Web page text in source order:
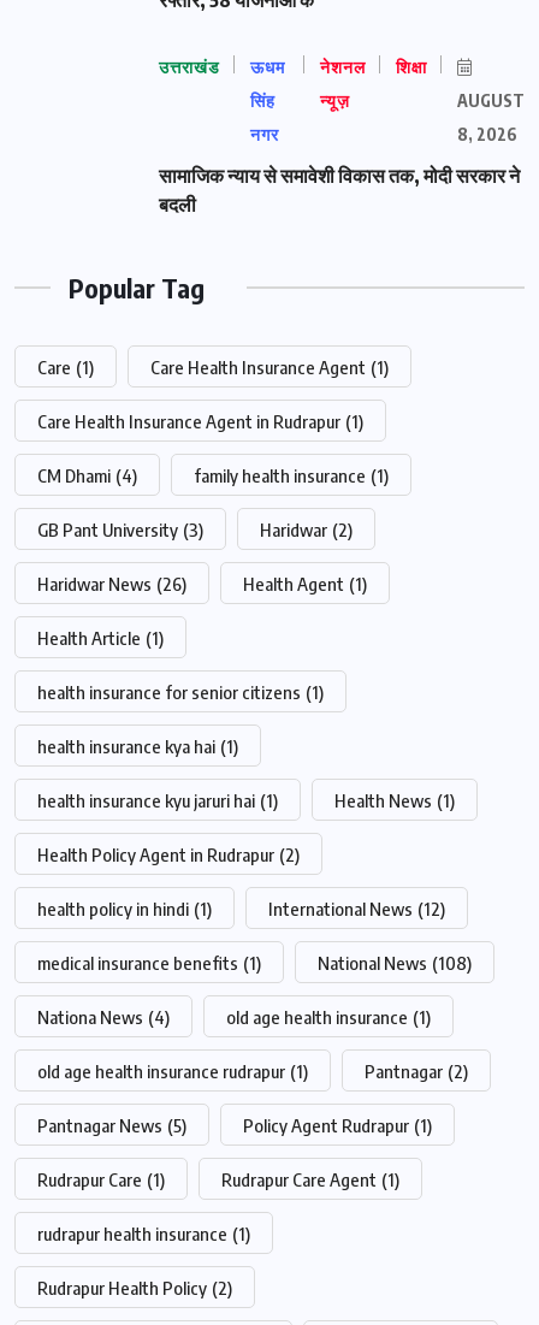
उत्तराखंड
ऊधम
सिंह
नगर
नेशनल
न्यूज़
शिक्षा
AUGUST
8, 2026
सामाजिक न्याय से समावेशी विकास तक, मोदी सरकार ने
बदली
Popular Tag
Care (1) Care Health Insurance Agent (1)
Care Health Insurance Agent in Rudrapur (1)
CM Dhami (4) family health insurance (1)
GB Pant University (3) Haridwar (2)
Haridwar News (26) Health Agent (1)
Health Article (1)
health insurance for senior citizens (1)
health insurance kya hai (1)
health insurance kyu jaruri hai (1) Health News (1)
Health Policy Agent in Rudrapur (2)
health policy in hindi (1) International News (12)
medical insurance benefits (1) National News (108)
Nationa News (4) old age health insurance (1)
old age health insurance rudrapur (1) Pantnagar (2)
Pantnagar News (5) Policy Agent Rudrapur (1)
Rudrapur Care (1) Rudrapur Care Agent (1)
rudrapur health insurance (1)
Rudrapur Health Policy (2)